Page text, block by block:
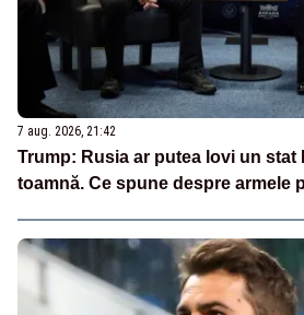
7 aug. 2026, 21:42
Trump: Rusia ar putea lovi un stat
toamnă. Ce spune despre armele